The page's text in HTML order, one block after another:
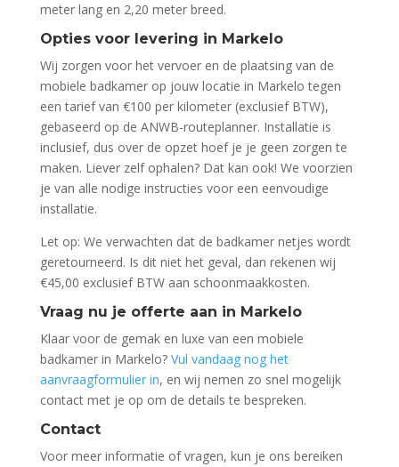
meter lang en 2,20 meter breed.
Opties voor levering in Markelo
Wij zorgen voor het vervoer en de plaatsing van de
mobiele badkamer op jouw locatie in Markelo tegen
een tarief van €100 per kilometer (exclusief BTW),
gebaseerd op de ANWB-routeplanner. Installatie is
inclusief, dus over de opzet hoef je je geen zorgen te
maken. Liever zelf ophalen? Dat kan ook! We voorzien
je van alle nodige instructies voor een eenvoudige
installatie.
Let op: We verwachten dat de badkamer netjes wordt
geretourneerd. Is dit niet het geval, dan rekenen wij
€45,00 exclusief BTW aan schoonmaakkosten.
Vraag nu je offerte aan in Markelo
Klaar voor de gemak en luxe van een mobiele
badkamer in Markelo? Vul vandaag nog het
aanvraagformulier in, en wij nemen zo snel mogelijk
contact met je op om de details te bespreken.
Contact
Voor meer informatie of vragen, kun je ons bereiken